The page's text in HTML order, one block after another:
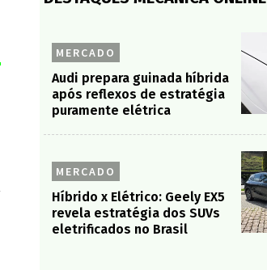
MERCADO
Audi prepara guinada híbrida
após reflexos de estratégia
puramente elétrica
MERCADO
Híbrido x Elétrico: Geely EX5
revela estratégia dos SUVs
eletrificados no Brasil